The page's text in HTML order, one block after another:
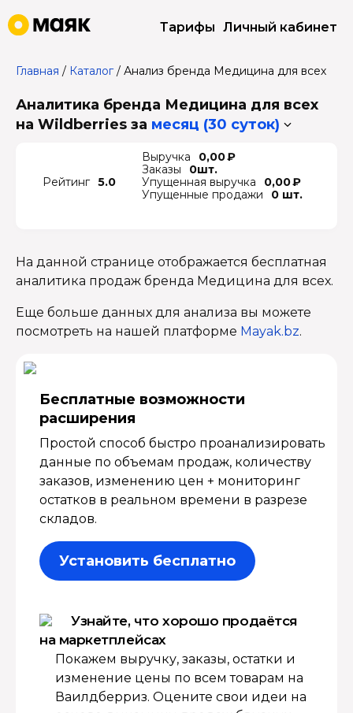
Тарифы Личный кабинет
Главная / Каталог/ Анализ бренда Медицина для всех
Аналитика бренда Медицина для всех
на Wildberries за месяц (30 суток)
Рейтинг 5.0
Выручка
0,00 ₽
Заказы
0шт.
Упущенная выручка
0,00 ₽
Упущенные продажи
0 шт.
На данной странице отображается бесплатная
аналитика продаж бренда Медицина для всех.
Еще больше данных для анализа вы можете
посмотреть на нашей платформе Mayak.bz.
Бесплатные возмож­ности
расширения
Простой способ быстро проанализировать
данные по объемам продаж, количеству
заказов, изменению цен + мониторинг
остатков в реальном времени в разрезе
складов.
Установить бесплатно
Узнайте, что хорошо продаётся
на маркетплейсах
Покажем выручку, заказы, остатки и
изменение цены по всем товарам на
Ваилдберриз. Оцените свои идеи на